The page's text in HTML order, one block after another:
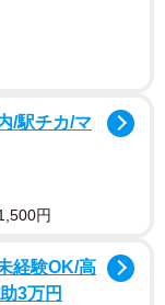
る鬼殺隊の幹部
各「柱」の名前
/駅チカ/マ
円
経験OK/高
3万円